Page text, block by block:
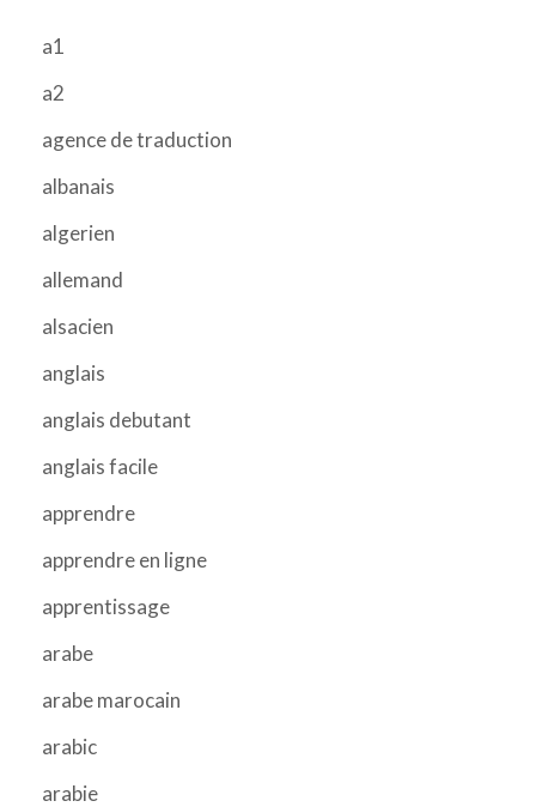
a1
a2
agence de traduction
albanais
algerien
allemand
alsacien
anglais
anglais debutant
anglais facile
apprendre
apprendre en ligne
apprentissage
arabe
arabe marocain
arabic
arabie